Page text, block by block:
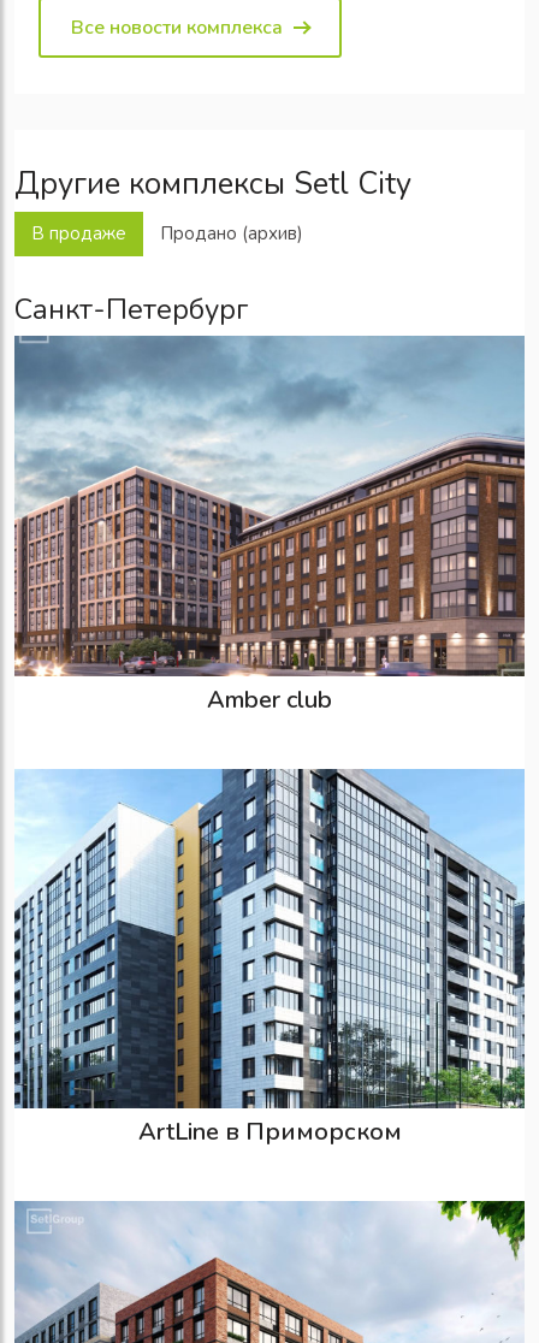
Все новости комплекса
Другие комплексы Setl City
В продаже Продано (архив)
Санкт-Петербург
Amber club
ArtLine в Приморском